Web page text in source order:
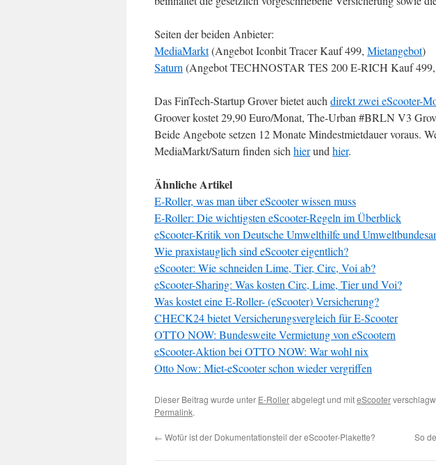
Seiten der beiden Anbieter:
MediaMarkt(Angebot Iconbit Tracer Kauf 499, Mietangebot)
Saturn (Angebot TECHNOSTAR TES 200 E-RICH Kauf 499,
Das FinTech-Startup Grover bietet auch direkt zwei eScooter-
Groover kostet 29,90 Euro/Monat, The-Urban #BRLN V3
Beide Angebote setzen 12 Monate Mindestmietdauer voraus.
MediaMarkt/Saturn finden sich hierund hier.
Ähnliche Artikel
E-Roller, was man über eScooter wissen muss
E-Roller: Die wichtigsten eScooter-Regeln im Überblick
eScooter-Kritik von Deutsche Umwelthilfe und
Wie praxistauglich sind eScooter eigentlich?
eScooter: Wie schneiden Lime, Tier, Circ, Voi ab?
eScooter-Sharing: Was kosten Circ, Lime, Tier und Voi?
Was kostet eine E-Roller- (eScooter) Versicherung?
CHECK24 bietet Versicherungsvergleich für E-Scooter
OTTO NOW: Bundesweite Vermietung von eScootern
eScooter-Aktion bei OTTO NOW: War wohl nix
Otto Now: Miet-eScooter schon wieder vergriffen
Dieser Beitrag wurde unter E-Rollerabgelegt und miteScooter
Permalink.
← Wofür ist der Dokumentationsteil der eScooter-Plakette? So